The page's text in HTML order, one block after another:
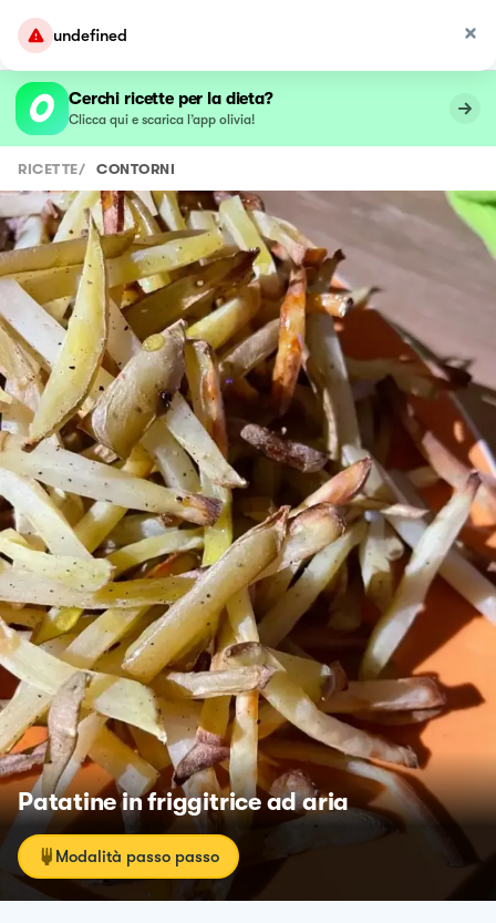
undefined
Cerchi ricette per la dieta?
Clicca qui e scarica l’app olivia!
RICETTE/ CONTORNI
Patatine in friggitrice ad aria
Modalità passo passo